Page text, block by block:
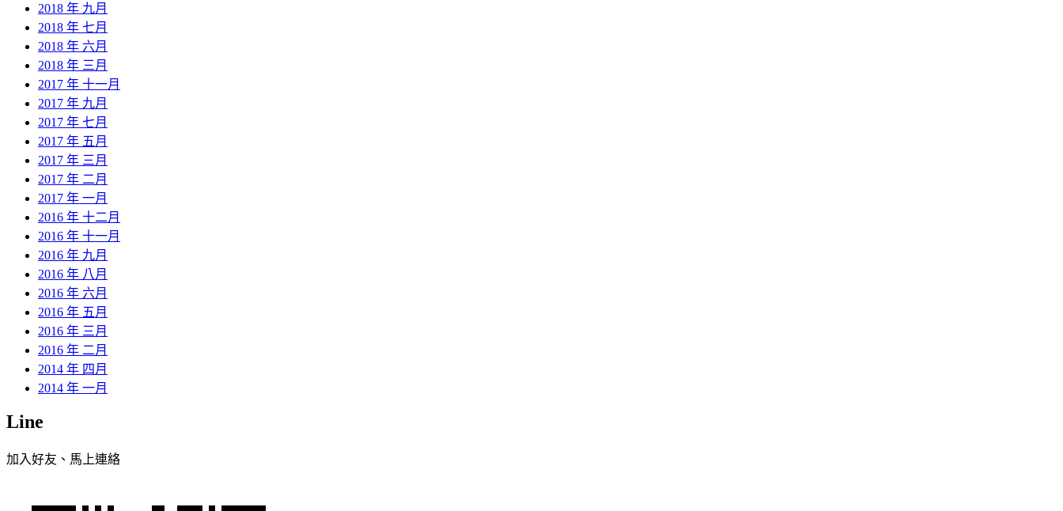
2018 年 九月
2018 年 七月
2018 年 六月
2018 年 三月
2017 年 十一月
2017 年 九月
2017 年 七月
2017 年 五月
2017 年 三月
2017 年 二月
2017 年 一月
2016 年 十二月
2016 年 十一月
2016 年 九月
2016 年 八月
2016 年 六月
2016 年 五月
2016 年 三月
2016 年 二月
2014 年 四月
2014 年 一月
Line
加入好友、馬上連絡